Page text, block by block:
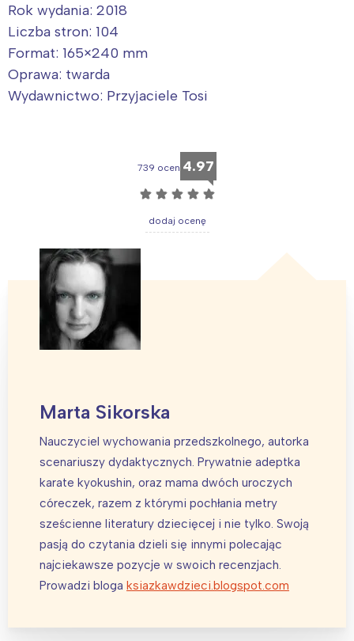
Rok wydania: 2018
Liczba stron: 104
Format: 165×240 mm
Oprawa: twarda
Wydawnictwo: Przyjaciele Tosi
739 ocen 4.97
☆ ☆ ☆ ☆ ☆
dodaj ocenę
Marta Sikorska
Nauczyciel wychowania przedszkolnego, autorka
scenariuszy dydaktycznych. Prywatnie adeptka
karate kyokushin, oraz mama dwóch uroczych
córeczek, razem z którymi pochłania metry
sześcienne literatury dziecięcej i nie tylko. Swoją
pasją do czytania dzieli się innymi polecając
najciekawsze pozycje w swoich recenzjach.
Prowadzi bloga ksiazkawdzieci.blogspot.com
Interesują mnie wydarzenia z
tego regionu:
Warszawa
Śląsk